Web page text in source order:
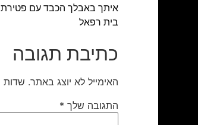
איתך באבלך הכבד עם
בית רפאל
כתיבת תגובה
האימייל לא יוצג באתר. שדות
התגובה שלך *